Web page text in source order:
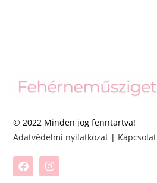
© 2022 Minden jog fenntartva!
Adatvédelmi nyilatkozat | Kapcsolat